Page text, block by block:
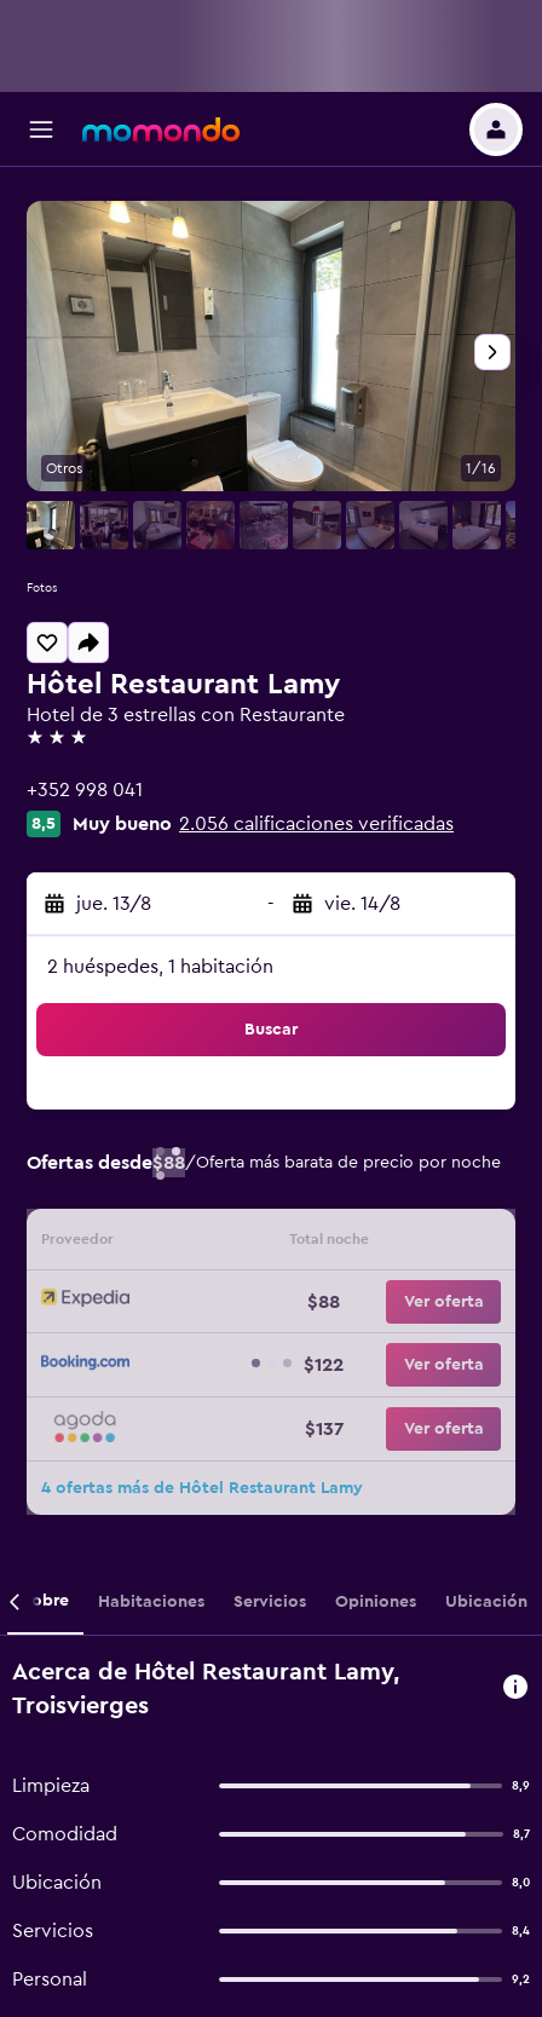
Hôtel Restaurant Lamy
Hotel de 3 estrellas con Restaurante
3 estrellas
+352 998 041
8,5 Muy bueno 2.056 calificaciones verificadas
jue. 13/8 - vie. 14/8
2 huéspedes, 1 habitación
Buscar
Ofertas desde$88/Oferta más barata de precio por noche
Proveedor Total noche
$88 Ver oferta
$122 Ver oferta
$137 Ver oferta
4 ofertas más de Hôtel Restaurant Lamy
Otros 1/16
Fotos
Sobre Habitaciones Servicios Opiniones Ubicación
Acerca de Hôtel Restaurant Lamy,
Troisvierges
Limpieza 8,9
Comodidad 8,7
Ubicación 8,0
Servicios 8,4
Personal 9,2